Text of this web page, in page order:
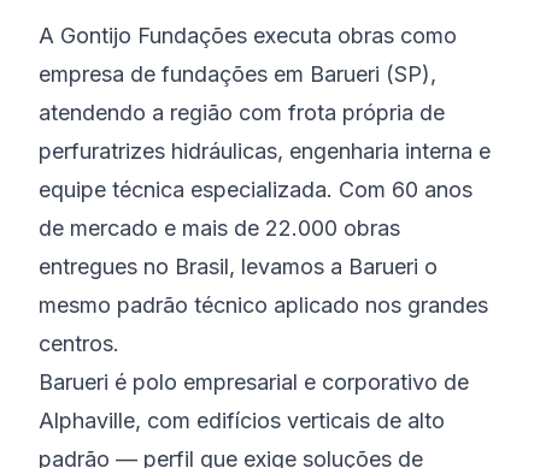
A Gontijo Fundações executa obras como
empresa de fundações em Barueri (SP),
atendendo a região com frota própria de
perfuratrizes hidráulicas, engenharia interna e
equipe técnica especializada. Com 60 anos
de mercado e mais de 22.000 obras
entregues no Brasil, levamos a Barueri o
mesmo padrão técnico aplicado nos grandes
centros.
Barueri é polo empresarial e corporativo de
Alphaville, com edifícios verticais de alto
padrão — perfil que exige soluções de